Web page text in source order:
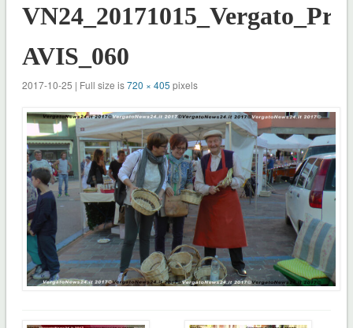
AVIS_060
2017-10-25 | Full size is720 × 405 pixels